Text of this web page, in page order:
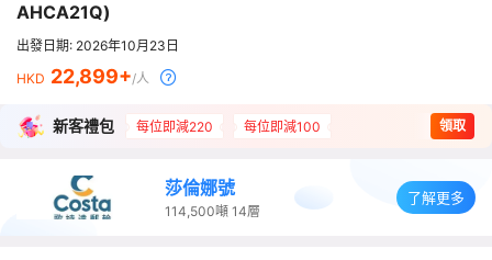
AHCA21Q)
出發日期: 2026年10月23日
HKD 22,899 /人
新客禮包 每位即減220 每位即減100 領取
莎倫娜號
114,500噸 14層
了解更多